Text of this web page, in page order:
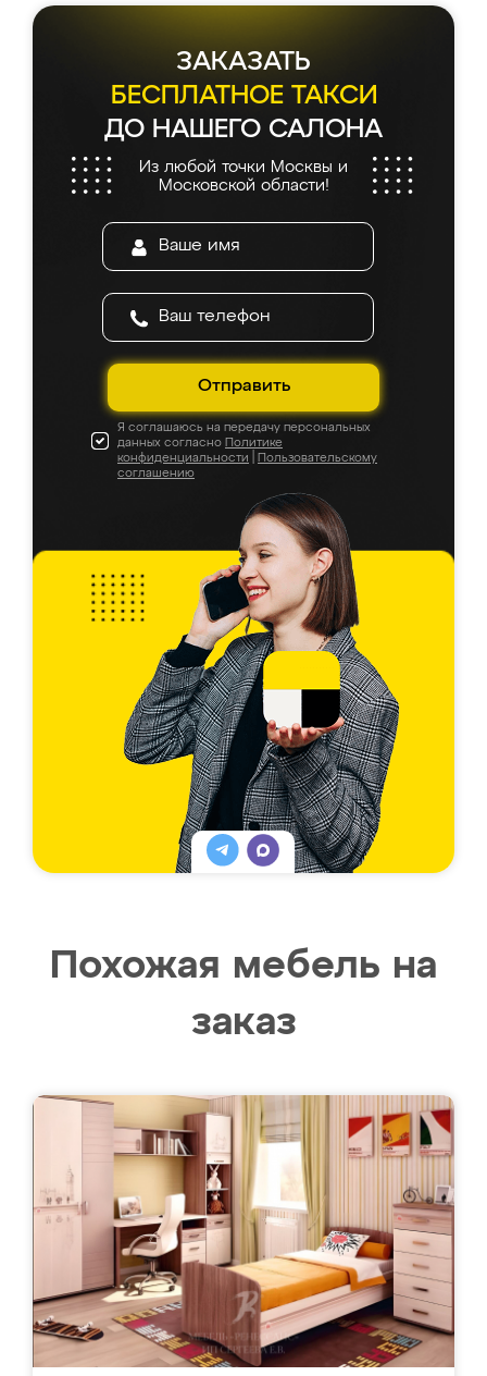
ЗАКАЗАТЬ
БЕСПЛАТНОЕ ТАКСИ
ДО НАШЕГО САЛОНА
Из любой точки Москвы и
Московской области!
Отправить
Я соглашаюсь на передачу персональных
данных согласно Политике
конфиденциальности
Пользовательскому
соглашению
Похожая мебель на
заказ